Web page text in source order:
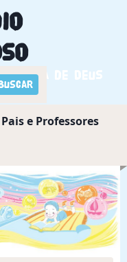
de Deus
Pais e Professores